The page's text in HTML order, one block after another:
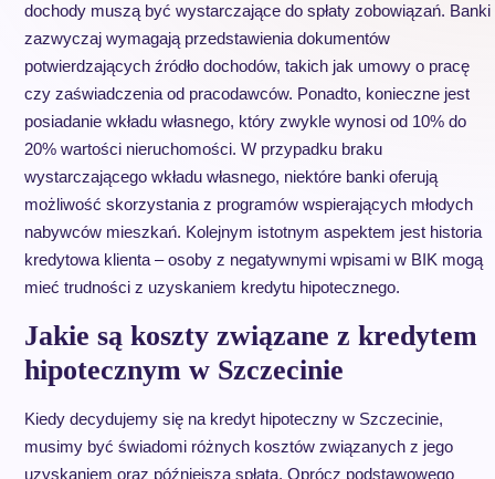
dochody muszą być wystarczające do spłaty zobowiązań. Banki
zazwyczaj wymagają przedstawienia dokumentów
potwierdzających źródło dochodów, takich jak umowy o pracę
czy zaświadczenia od pracodawców. Ponadto, konieczne jest
posiadanie wkładu własnego, który zwykle wynosi od 10% do
20% wartości nieruchomości. W przypadku braku
wystarczającego wkładu własnego, niektóre banki oferują
możliwość skorzystania z programów wspierających młodych
nabywców mieszkań. Kolejnym istotnym aspektem jest historia
kredytowa klienta – osoby z negatywnymi wpisami w BIK mogą
mieć trudności z uzyskaniem kredytu hipotecznego.
Jakie są koszty związane z kredytem
hipotecznym w Szczecinie
Kiedy decydujemy się na kredyt hipoteczny w Szczecinie,
musimy być świadomi różnych kosztów związanych z jego
uzyskaniem oraz późniejszą spłatą. Oprócz podstawowego